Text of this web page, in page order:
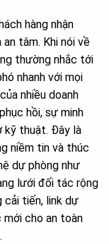
hàng nhận
an tâm. Khi nói về
thường nhắc tới
nhanh với mọi
nhiều doanh
hồi, sự minh
kỹ thuật. Đây là
niềm tin và thúc
dự phòng như
lưới đối tác rộng
cải tiến, link dự
cho an toàn